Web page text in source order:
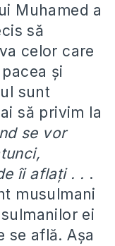
Muhamed a
să
celor care
şi
sunt
să privim la
se vor
îi aflaţi . . .
musulmani
ei
se află. Aşa